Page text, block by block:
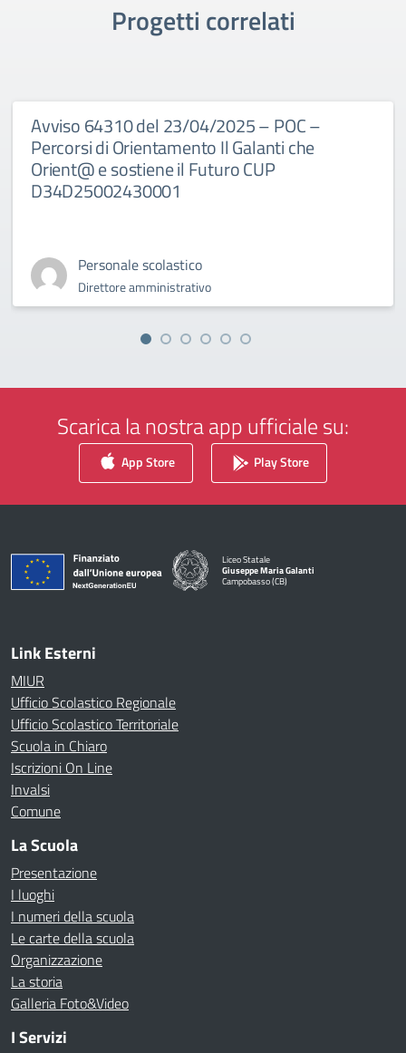
Progetti correlati
Avviso 64310 del 23/04/2025 – POC –
Percorsi di Orientamento Il Galanti che
Orient@ e sostiene il Futuro CUP
D34D25002430001
Personale scolastico
Direttore amministrativo
Scarica la nostra app ufficiale su:
App Store Play Store
Liceo Statale
Giuseppe Maria Galanti
Campobasso (CB)
— Visita la pagina iniziale della scuola
Link Esterni
MIUR
Ufficio Scolastico Regionale
Ufficio Scolastico Territoriale
Scuola in Chiaro
Iscrizioni On Line
Invalsi
Comune
La Scuola
Presentazione
I luoghi
I numeri della scuola
Le carte della scuola
Organizzazione
La storia
Galleria Foto&Video
I Servizi